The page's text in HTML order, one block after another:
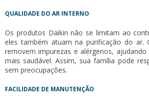
QUALIDADE DO AR INTERNO
Os produtos Daikin não se limitam ao
eles também atuam na purificação do ar.
removem impurezas e alérgenos,
mais saudável. Assim, sua família pode
sem preocupações.
FACILIDADE DE MANUTENÇÃO